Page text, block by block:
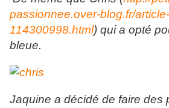
passionnee.over-blog.fr/
114300998.html) qui a opté
bleue.
Jaquine a décidé de faire des